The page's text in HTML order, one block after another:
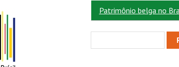
Patrimônio belga no